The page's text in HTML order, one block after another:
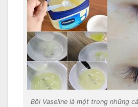
Bôi Vaseline là một trong những